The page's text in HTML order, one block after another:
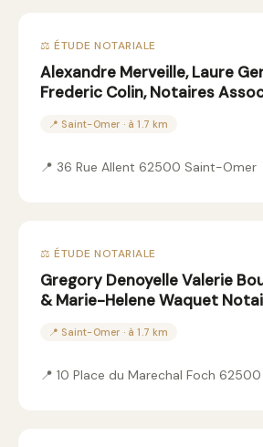
⚖️ ÉTUDE NOTARIALE
Alexandre Merveille, Laure
Frederic Colin, Notaires
📍 Saint-Omer · à 1.7 km
📍 36 Rue Allent 62500 Saint-Omer
⚖️ ÉTUDE NOTARIALE
Gregory Denoyelle Valerie
& Marie-Helene Waquet
📍 Saint-Omer · à 1.7 km
📍 10 Place du Marechal Foch